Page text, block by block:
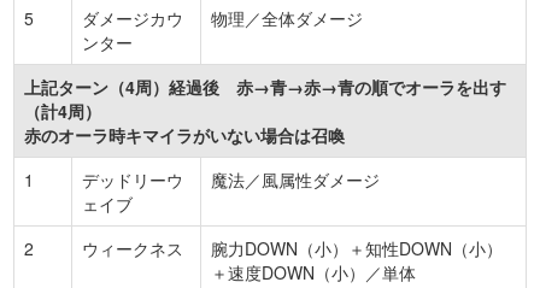
5
ダメージカウ
ンター
物理／全体ダメージ
上記ターン（4周）経過後 赤→青→赤→青の順でオーラを出す
（計4周）
赤のオーラ時キマイラがいない場合は召喚
1
デッドリーウ
ェイブ
魔法／風属性ダメージ
2 ウィークネス
腕力DOWN（小）＋知性DOWN（小）
＋速度DOWN（小）／単体